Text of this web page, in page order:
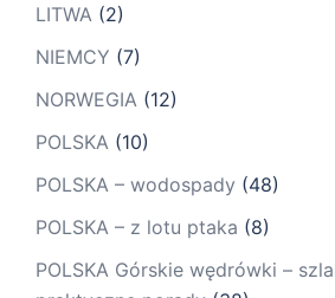
LITWA (2)
NIEMCY (7)
NORWEGIA (12)
POLSKA (10)
POLSKA – wodospady (48)
POLSKA – z lotu ptaka (8)
POLSKA Górskie wędrówki –